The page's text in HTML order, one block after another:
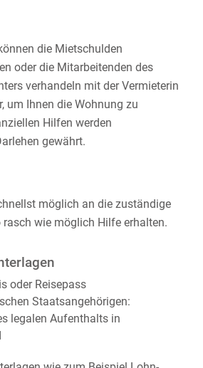
die Mietschulden
oder die Mitarbeitenden des
verhandeln mit der Vermieterin
um Ihnen die Wohnung zu
Hilfen werden
gewährt.
möglich an die zuständige
rasch wie möglich Hilfe erhalten.
oder Reisepass
Staatsangehörigen:
legalen Aufenthalts in